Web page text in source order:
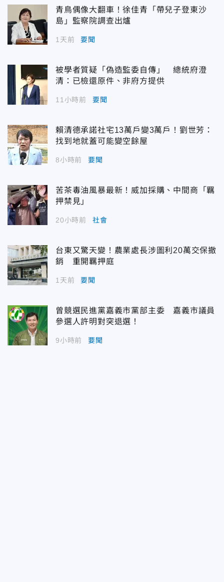
青鳥偶像大翻車！徐佳青「帶兒子登東沙
島」監察院調查出爐
1天前 要聞
被學者質疑「偽造監委自傳」 總統府澄
清：已檢還原件、非府方提供
11小時前 要聞
賴清德承諾社宅13萬戶變3萬戶！劉世芳：
找到地就蓋可能變空餘屋
8小時前 要聞
苦茶毒油風暴最新！威加採購、中間商「羈
押禁見」
20小時前 社會
台東又驚天變！農業處長涉圖利20萬交保撤
銷 重開羈押庭
1天前 要聞
曾競選民進黨嘉義市黨部主委 嘉義市議員
參選人許明對突退選！
9小時前 要聞